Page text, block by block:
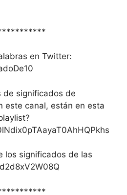
en Twitter:
de significados de
este canal, están en esta
los significados de las